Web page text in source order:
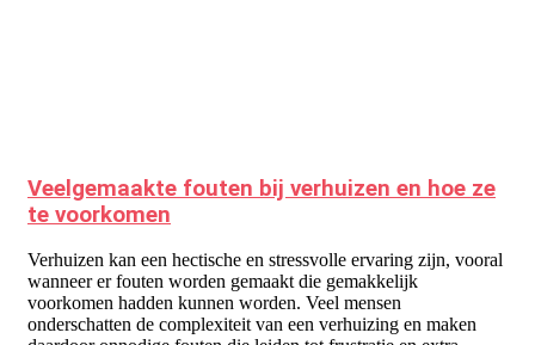
Veelgemaakte fouten bij verhuizen en hoe ze
te voorkomen
Verhuizen kan een hectische en stressvolle ervaring zijn, vooral
wanneer er fouten worden gemaakt die gemakkelijk
voorkomen hadden kunnen worden. Veel mensen
onderschatten de complexiteit van een verhuizing en maken